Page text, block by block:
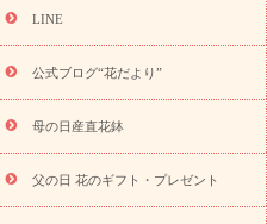
誕生日なんです」キャンペーン
当日配達特急便
お祝い商品
新築・引っ越し祝い
い 退院祝い・快気祝い
還暦
ペットのお祝いフラワー
お供え・お悔やみの花
葬儀に贈る花
お供え お花とセッ
LINE
公式ブログ“花だより”
母の日産直花鉢
父の日 花のギフト・プレゼント